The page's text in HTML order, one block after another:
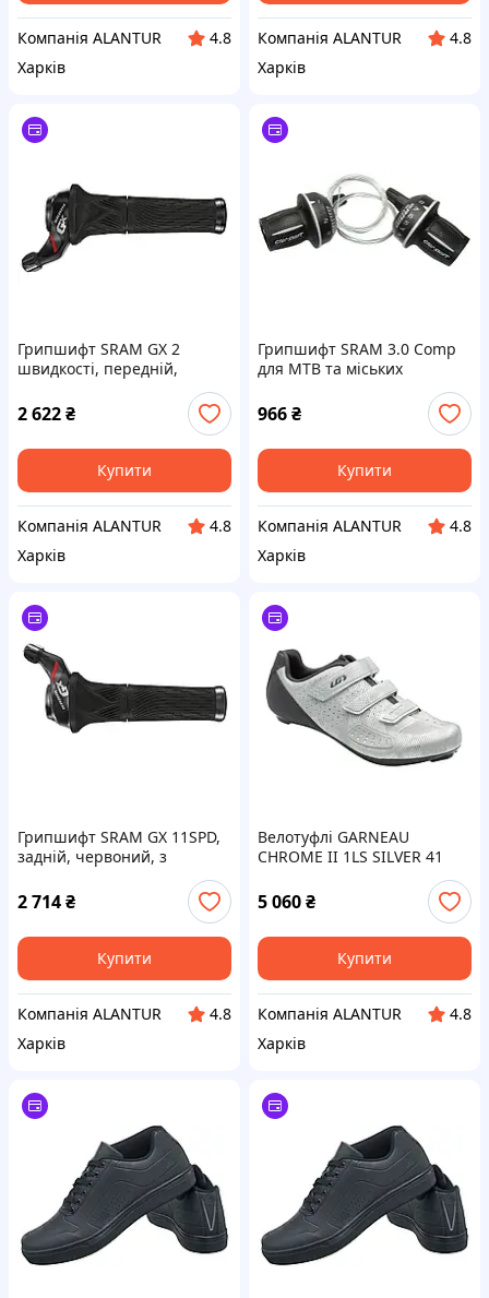
Компанія ALANTUR
4.8
Харків
Компанія ALANTUR
4.8
Харків
Грипшифт SRAM GX 2
швидкості, передній,
червоний, алюміній, для
MTB, 11 швидкостей
2 622₴
Купити
Компанія ALANTUR
4.8
Харків
Грипшифт SRAM 3.0 Comp
для MTB та міських
велосипедів, 8 швидкостей,
чорний
966₴
Купити
Компанія ALANTUR
4.8
Харків
Грипшифт SRAM GX 11SPD,
задній, червоний, з
кульковими підшипниками
для MTB
2 714₴
Купити
Компанія ALANTUR
4.8
Харків
Велотуфлі GARNEAU
CHROME II 1LS SILVER 41
для шосейних велосипедів,
SPD
5 060₴
Купити
Компанія ALANTUR
4.8
Харків